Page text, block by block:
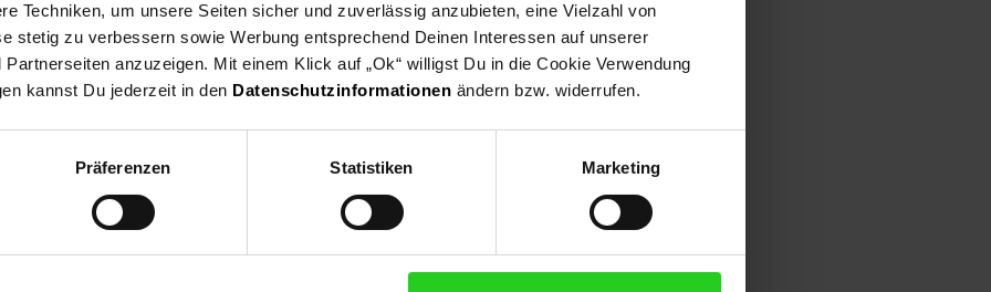
Techniken, um unsere Seiten sicher und zuverlässig anzubieten, eine Vielzahl von
stetig zu verbessern sowie Werbung entsprechend Deinen Interessen auf unserer
anzuzeigen. Mit einem Klick auf „Ok“ willigst Du in die Cookie Verwendung
kannst Du jederzeit in den Datenschutzinformationen ändern bzw. widerrufen.
Präferenzen Statistiken Marketing